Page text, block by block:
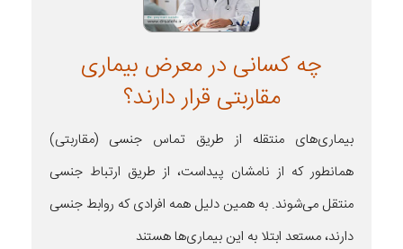
چه کسانی در معرض بیماری
مقاربتی قرار دارند؟
بیماری‌های منتقله از طریق تماس جنسی (مقاربتی)
همانطور که از نامشان پیداست، از طریق ارتباط جنسی
منتقل می‌شوند. به همین دلیل همه افرادی که روابط جنسی
دارند، مستعد ابتلا به این بیماری‌ها هستند